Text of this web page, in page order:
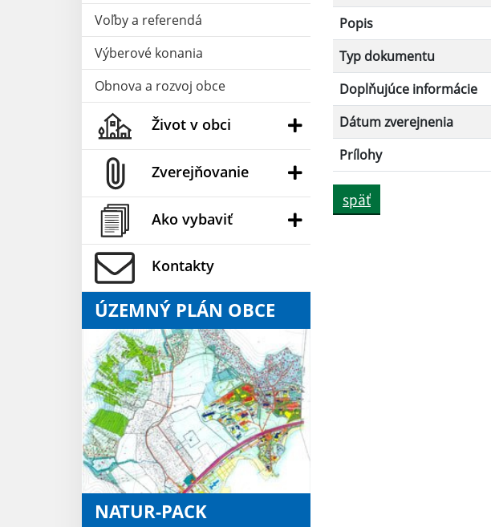
Voľby a referendá
Výberové konania
Obnova a rozvoj obce
Život v obci
Zverejňovanie
Ako vybaviť
Kontakty
ÚZEMNÝ PLÁN OBCE
NATUR-PACK
Popis
Typ dokumentu
Doplňujúce informácie
Dátum zverejnenia
Prílohy
späť